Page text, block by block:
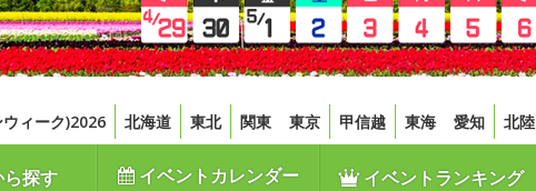
ィーク)2026 北海道 東北 関東 東京 甲信越 東海 愛知 北陸
探す イベントカレンダー イベントランキング